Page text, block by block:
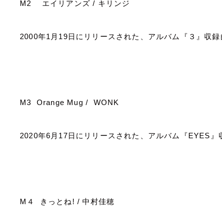
M2 エイリアンズ / キリンジ
2000年1 月 19日にリリースされた、アルバム『３』収録
M3 Orange Mug / WONK
2020年6 月 17日にリリースされた、アルバム『EYES 』
M ４ きっとね ! /中村佳穂